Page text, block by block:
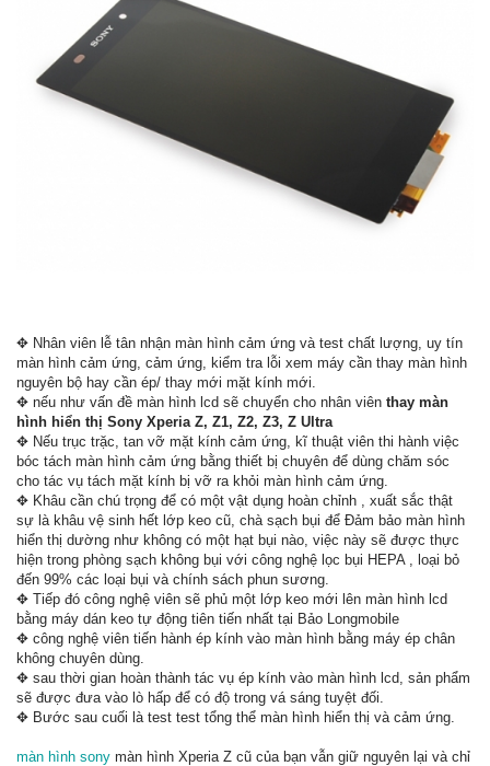
✥ Nhân viên lễ tân nhận màn hình cảm ứng và test chất lượng, uy tín
màn hình cảm ứng, cảm ứng, kiểm tra lỗi xem máy cần thay màn hình
nguyên bộ hay cần ép/ thay mới mặt kính mới.
✥ nếu như vấn đề màn hình lcd sẽ chuyển cho nhân viên thay màn
hình hiển thị Sony Xperia Z, Z1, Z2, Z3, Z Ultra
✥ Nếu trục trặc, tan vỡ mặt kính cảm ứng, kĩ thuật viên thi hành việc
bóc tách màn hình cảm ứng bằng thiết bị chuyên để dùng chăm sóc
cho tác vụ tách mặt kính bị vỡ ra khỏi màn hình cảm ứng.
✥ Khâu cần chú trọng để có một vật dụng hoàn chỉnh , xuất sắc thật
sự là khâu vệ sinh hết lớp keo cũ, chà sạch bụi để Đảm bảo màn hình
hiển thị dường như không có một hạt bụi nào, việc này sẽ được thực
hiện trong phòng sạch không bụi với công nghệ lọc bụi HEPA , loại bỏ
đến 99% các loại bụi và chính sách phun sương.
✥ Tiếp đó công nghệ viên sẽ phủ một lớp keo mới lên màn hình lcd
bằng máy dán keo tự động tiên tiến nhất tại Bảo Longmobile
✥ công nghệ viên tiến hành ép kính vào màn hình bằng máy ép chân
không chuyên dùng.
✥ sau thời gian hoàn thành tác vụ ép kính vào màn hình lcd, sản phẩm
sẽ được đưa vào lò hấp để có độ trong vá sáng tuyệt đối.
✥ Bước sau cuối là test test tổng thể màn hình hiển thị và cảm ứng.
màn hình sony màn hình Xperia Z cũ của bạn vẫn giữ nguyên lại và chỉ